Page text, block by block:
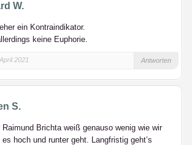
W.
ein Kontraindikator.
keine Euphorie.
2021 Antworten
S.
Raimund Brichta weiß genauso wenig wie wir
hoch und runter geht. Langfristig geht’s